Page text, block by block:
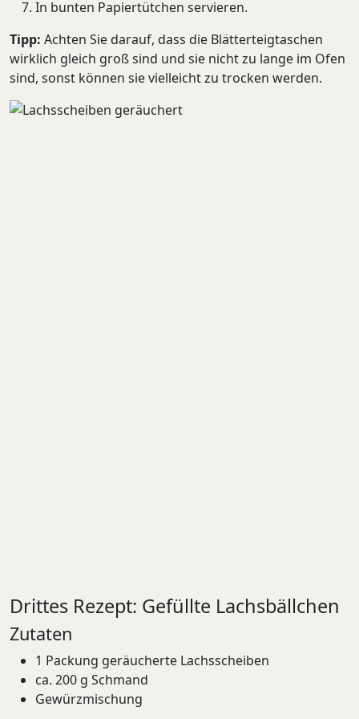
In bunten Papiertütchen servieren.
Tipp: Achten Sie darauf, dass die Blätterteigtaschen
wirklich gleich groß sind und sie nicht zu lange im Ofen
sind, sonst können sie vielleicht zu trocken werden.
Drittes Rezept: Gefüllte Lachsbällchen
Zutaten
1 Packung geräucherte Lachsscheiben
ca. 200 g Schmand
Gewürzmischung